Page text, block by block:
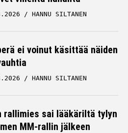
HANNU SILTANEN
ei voinut käsittää näiden
HANNU SILTANEN
rallimies sai lääkäriltä tylyn
MM-rallin jälkeen